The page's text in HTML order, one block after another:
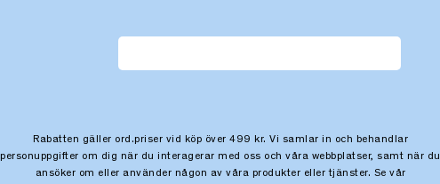
Rabatten gäller ord.priser vid köp över 499 kr. Vi samlar in och behandlar
personuppgifter om dig när du interagerar med oss och våra webbplatser, samt när du
ansöker om eller använder någon av våra produkter eller tjänster. Se vår